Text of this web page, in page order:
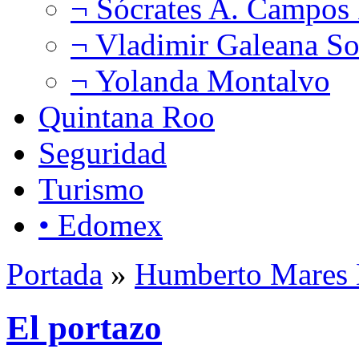
¬ Sócrates A.
¬ Vladimir Galeana
¬ Yolanda Montalvo
Quintana Roo
Seguridad
Turismo
• Edomex
Portada » Humberto Mares
El portazo